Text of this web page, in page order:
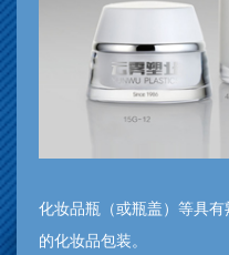
化妆品瓶（或瓶盖）等具
的化妆品包装。